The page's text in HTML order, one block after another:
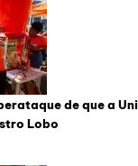
de que a
Lobo